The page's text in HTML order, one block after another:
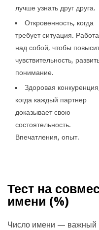
лучше узнать друг друга.
Откровенность, когда
требует ситуация. Работа
над собой, чтобы
чувствительность,
понимание.
Здоровая
когда каждый партнер
доказывает свою
состоятельность.
Впечатления, опыт.
Тест на
имени (%)
Число имени — важный